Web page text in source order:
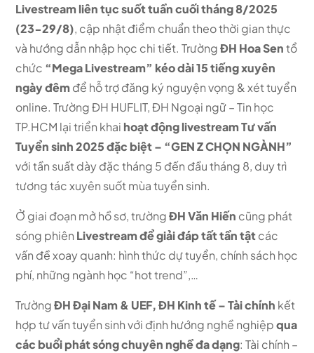
Livestream liên tục suốt tuần cuối tháng 8/2025
(23-29/8), cập nhật điểm chuẩn theo thời gian thực
và hướng dẫn nhập học chi tiết. TrườngĐH Hoa Sentổ
chức “Mega Livestream” kéo dài 15 tiếng xuyên
ngày đêmđể hỗ trợ đăng ký nguyện vọng & xét tuyển
online. Trường ĐH HUFLIT, ĐH Ngoại ngữ – Tin học
TP.HCM lại triển khai hoạt động livestream Tư vấn
Tuyển sinh 2025 đặc biệt – “GEN Z CHỌN NGÀNH”
với tần suất dày đặctháng 5 đến đầu tháng 8, duy trì
tương tác xuyên suốt mùa tuyển sinh.
Ở giai đoạn mở hồ sơ, trườngĐH Văn Hiến cũng phát
sóng phiên Livestream để giải đáp tất tần tậtcác
vấn đề xoay quanh: hình thức dự tuyển, chính sách học
phí, những ngành học “hot trend”,…
TrườngĐH Đại Nam & UEF, ĐH Kinh tế – Tài chính kết
hợp tư vấn tuyển sinh với định hướng nghề nghiệpqua
các buổi phát sóng chuyên nghề đa dạng: Tài chính –